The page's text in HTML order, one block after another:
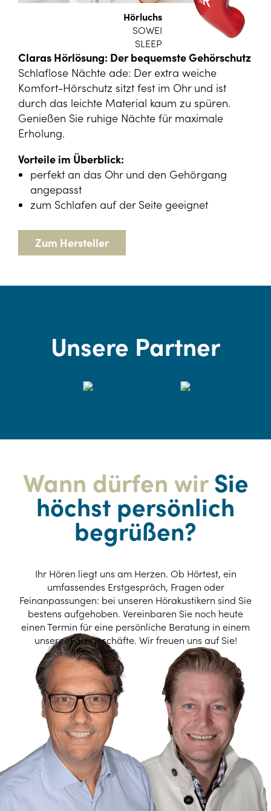
Hörluchs
SOWEI
SLEEP
Claras Hörlösung: Der bequemste Gehörschutz
Schlaflose Nächte ade: Der extra weiche
Komfort-Hörschutz sitzt fest im Ohr und ist
durch das leichte Material kaum zu spüren.
Genießen Sie ruhige Nächte für maximale
Erholung.
Vorteile im Überblick:
perfekt an das Ohr und den Gehörgang
angepasst
zum Schlafen auf der Seite geeignet
Zum Hersteller
Unsere Partner
Wann dürfen wirSie
höchst persönlich
begrüßen?
Ihr Hören liegt uns am Herzen. Ob Hörtest, ein
umfassendes Erstgespräch, Fragen oder
Feinanpassungen: bei unseren Hörakustikern sind Sie
bestens aufgehoben. Vereinbaren Sie noch heute
einen Termin für eine persönliche Beratung in einem
unserer Fachgeschäfte. Wir freuen uns auf Sie!